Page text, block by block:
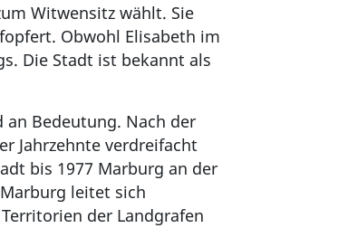
Witwensitz wählt. Sie
Obwohl Elisabeth im
Die Stadt ist bekannt als
an Bedeutung. Nach der
Jahrzehnte verdreifacht
bis 1977 Marburg an der
leitet sich
der Landgrafen